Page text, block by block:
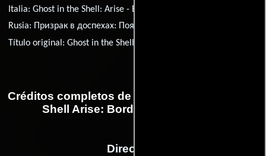
Italia:Ghost in the Shell: Arise - Border 1: Ghost Pain
Rusia: Призрак в доспехах: Появись
Título original:Ghost in the Shell Arise: Border 1 - Ghost Pain
Créditos completos de la película Ghost in the
Shell Arise: Border 1 - Ghost Pain
Dirección